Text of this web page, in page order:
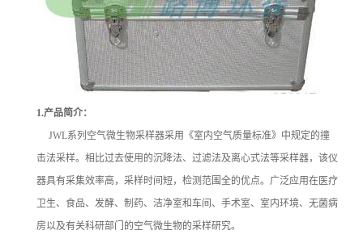
1.产品简介：
JWL系列空气微生物采样器采用《室内空气质量标准》中规定的撞
击法采样。相比过去使用的沉降法、过滤法及离心式法等采样器，该仪
器具有采集效率高，采样时间短，检测范围全的优点。广泛应用在医疗
卫生、食品、发酵、制药、洁净室和车间、手术室、室内环境、无菌病
房以及有关科研部门的空气微生物的采样研究。